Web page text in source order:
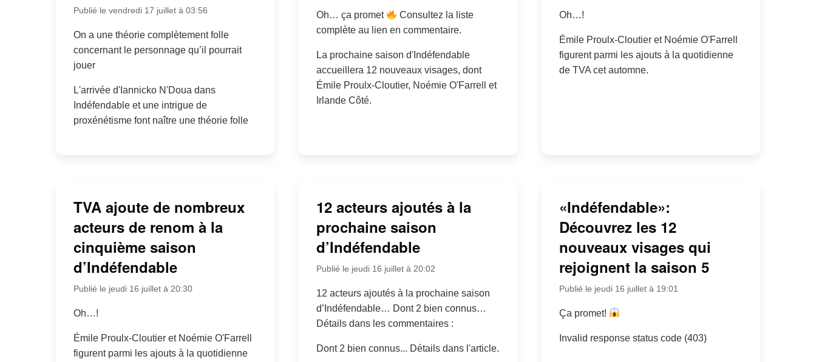
Publié le vendredi 17 juillet à 03:56
On a une théorie complètement folle
concernant le personnage qu’il pourrait
jouer
L'arrivée d'Iannicko N'Doua dans
Indéfendable et une intrigue de
proxénétisme font naître une théorie folle
Oh… ça promet
Consultez la liste
complète au lien en commentaire.
La prochaine saison d'Indéfendable
accueillera 12 nouveaux visages, dont
Émile Proulx-Cloutier, Noémie O'Farrell et
Irlande Côté.
Oh…!
Émile Proulx-Cloutier et Noémie O'Farrell
figurent parmi les ajouts à la quotidienne
de TVA cet automne.
TVA ajoute de nombreux
acteurs de renom à la
cinquième saison
d’Indéfendable
Publié le jeudi 16 juillet à 20:30
Oh…!
Émile Proulx-Cloutier et Noémie O'Farrell
figurent parmi les ajouts à la quotidienne
12 acteurs ajoutés à la
prochaine saison
d’Indéfendable
Publié le jeudi 16 juillet à 20:02
12 acteurs ajoutés à la prochaine saison
d’Indéfendable… Dont 2 bien connus…
Détails dans les commentaires :
Dont 2 bien connus... Détails dans l'article.
«Indéfendable»:
Découvrez les 12
nouveaux visages qui
rejoignent la saison 5
Publié le jeudi 16 juillet à 19:01
Ça promet!
Invalid response status code (403)